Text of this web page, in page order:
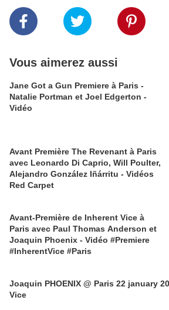
Vous aimerez aussi
Jane Got a Gun Premiere à Paris -
Natalie Portman et Joel Edgerton -
Vidéo
Avant Première The Revenant à Paris
avec Leonardo Di Caprio, Will Poulter,
Alejandro González Iñárritu - Vidéos
Red Carpet
Avant-Première de Inherent Vice à
Paris avec Paul Thomas Anderson et
Joaquin Phoenix - Vidéo #Premiere
#InherentVice #Paris
Joaquin PHOENIX @ Paris 22 january
Vice